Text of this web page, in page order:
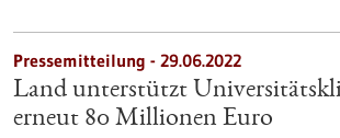
Pressemitteilung - 29.06.2022
Land unterstützt
erneut 80 Millionen Euro